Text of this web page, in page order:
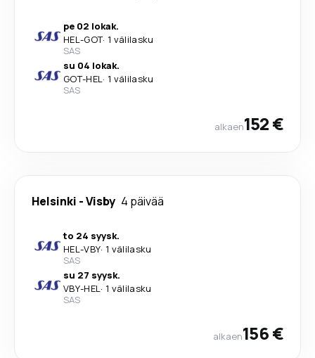
pe 02 lokak.
HEL-GOT· 1 välilasku
SAS
su 04 lokak.
GOT-HEL· 1 välilasku
SAS
alkaen152 €
Helsinki -Visby 4 päivää
to 24 syysk.
HEL-VBY· 1 välilasku
SAS
su 27 syysk.
VBY-HEL· 1 välilasku
SAS
alkaen156 €